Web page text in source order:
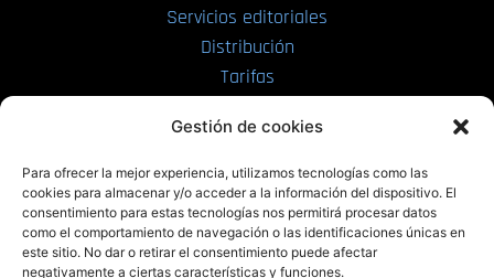
Gestión de cookies
Para ofrecer la mejor experiencia, utilizamos tecnologías como las
cookies para almacenar y/o acceder a la información del dispositivo. El
consentimiento para estas tecnologías nos permitirá procesar datos
como el comportamiento de navegación o las identificaciones únicas en
este sitio. No dar o retirar el consentimiento puede afectar
negativamente a ciertas características y funciones.
Servicios editoriales
Distribución
Tarifas
PRL | Films
PRL | Play